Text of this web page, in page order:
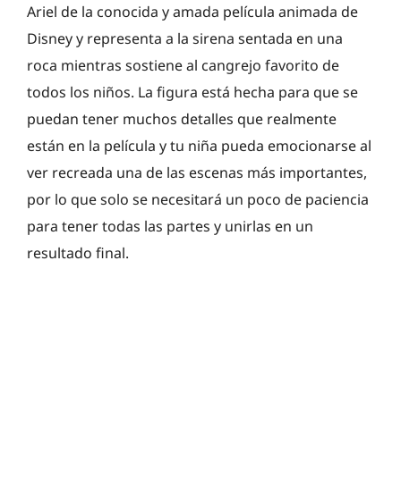
Ariel de la conocida y amada película animada de
Disney y representa a la sirena sentada en una
roca mientras sostiene al cangrejo favorito de
todos los niños. La figura está hecha para que se
puedan tener muchos detalles que realmente
están en la película y tu niña pueda emocionarse al
ver recreada una de las escenas más importantes,
por lo que solo se necesitará un poco de paciencia
para tener todas las partes y unirlas en un
resultado final.